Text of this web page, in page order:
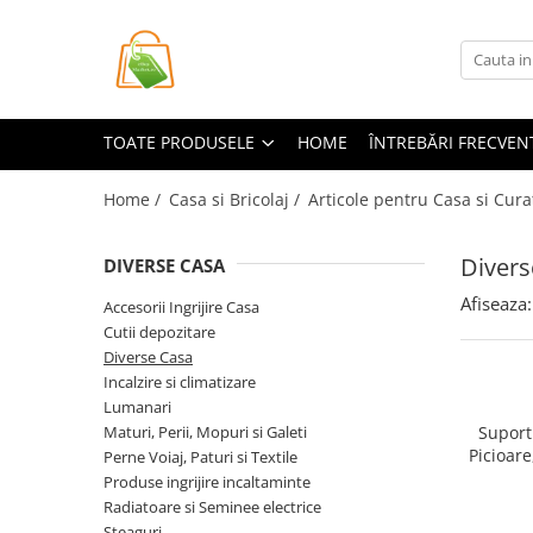
Toate Produsele
Articole pentru Animale
Articole pentru Bucatarie
Accesorii Bucătărie
Dozatoare Condimente
Forme cuburi de gheata
Genti Termoizolante Mancare
Organizatoare si Depozitare
Organizatoare si Depozitare
TOATE PRODUSELE HOME ÎNTREBĂRI
Home / Casa si Bricolaj / Articole pentru Casa si
DIVERSE CASA
Accesorii Ingrijire Casa
Cutii depozitare
Diverse Casa
Incalzire si climatizare
Lumanari
Maturi, Perii, Mopuri si Galeti
Perne Voiaj, Paturi si Textile
Produse ingrijire incaltaminte
Radiatoare si Seminee electrice
Afiseaza:
Masaj